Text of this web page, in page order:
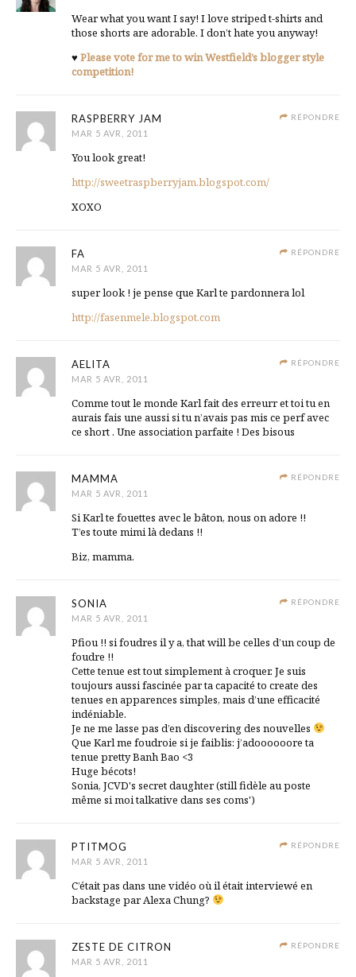
Wear what you want I say! I love striped t-shirts and
those shorts are adorable. I don’t hate you anyway!
♥ Please vote for me to win Westfield’s blogger style
competition!
RÉPONDRE
RASPBERRY JAM
MAR 5 AVR, 2011
You look great!
http://sweetraspberryjam.blogspot.com/
XOXO
RÉPONDRE
FA
MAR 5 AVR, 2011
super look ! je pense que Karl te pardonnera lol
http://fasenmele.blogspot.com
RÉPONDRE
AELITA
MAR 5 AVR, 2011
Comme tout le monde Karl fait des erreurr et toi tu en
aurais fais une aussi si tu n’avais pas mis ce perf avec
ce short . Une association parfaite ! Des bisous
RÉPONDRE
MAMMA
MAR 5 AVR, 2011
Si Karl te fouettes avec le bâton, nous on adore !!
T’es toute mimi là dedans !!
Biz, mamma.
RÉPONDRE
SONIA
MAR 5 AVR, 2011
Pfiou !! si foudres il y a, that will be celles d’un coup de
foudre !!
Cette tenue est tout simplement à croquer. Je suis
toujours aussi fascinée par ta capacité to create des
tenues en apparences simples, mais d’une efficacité
indéniable.
Je ne me lasse pas d’en discovering des nouvelles
Que Karl me foudroie si je faiblis: j’adoooooore ta
tenue pretty Banh Bao <3
Huge bécots!
Sonia, JCVD's secret daughter (still fidèle au poste
même si moi talkative dans ses coms')
RÉPONDRE
PTITMOG
MAR 5 AVR, 2011
C’était pas dans une vidéo où il était interviewé en
backstage par Alexa Chung?
RÉPONDRE
ZESTE DE CITRON
MAR 5 AVR, 2011